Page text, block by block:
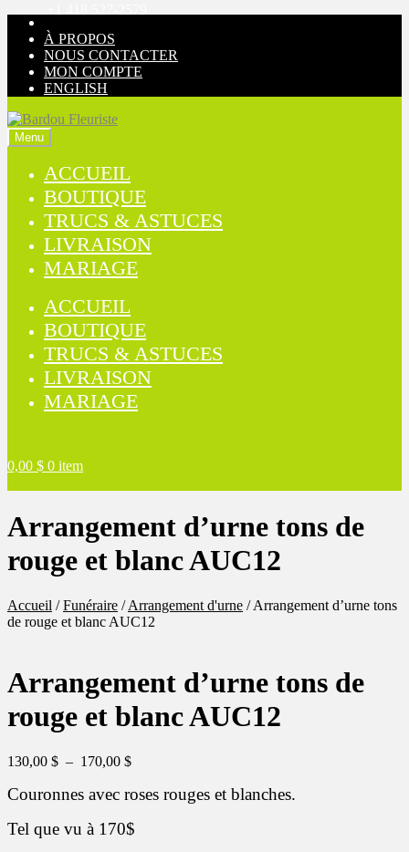
Aller
navigation
Aller
contenu
À PROPOS
NOUS CONTACTER
MON COMPTE
ENGLISH
Menu
ACCUEIL
BOUTIQUE
TRUCS & ASTUCES
LIVRAISON
MARIAGE
ACCUEIL
BOUTIQUE
TRUCS & ASTUCES
LIVRAISON
MARIAGE
0,00 $ 0 item
Arrangement d’urne tons de
rouge et blanc AUC12
Accueil /Funéraire /Arrangement d'urne /Arrangement d’urne tons
de rouge et blanc AUC12
Arrangement d’urne tons de
rouge et blanc AUC12
130,00 $ – 170,00 $Plage
prix :
à
Couronnes avec roses rouges et blanches.
Tel que vu à 170$